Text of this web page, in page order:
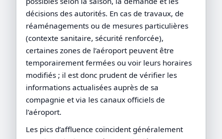
décisions des autorités. En cas de travaux, de
réaménagements ou de mesures particulières
(contexte sanitaire, sécurité renforcée),
certaines zones de l’aéroport peuvent être
temporairement fermées ou voir leurs horaires
modifiés ; il est donc prudent de vérifier les
informations actualisées auprès de sa
compagnie et via les canaux officiels de
l’aéroport.
Les pics d’affluence coïncident généralement